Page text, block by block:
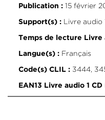
Publication :15 février
Support(s) :Livre audio
Temps de lecture Livre
Langue(s) :Français
Code(s) CLIL :3444,
EAN13 Livre audio 1 CD